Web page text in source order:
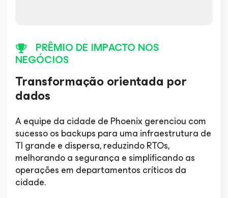
PRÊMIO DE IMPACTO NOS
NEGÓCIOS
Transformação orientada por
dados
A equipe da cidade de Phoenix gerenciou com
sucesso os backups para uma infraestrutura de
TI grande e dispersa, reduzindo RTOs,
melhorando a segurança e simplificando as
operações em departamentos críticos da
cidade.